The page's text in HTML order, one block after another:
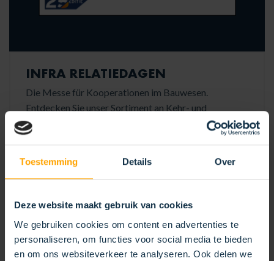
Toestemming Details Over
Deze website maakt gebruik van cookies
We gebruiken cookies om content en advertenties te
personaliseren, om functies voor social media te bieden
en om ons websiteverkeer te analyseren. Ook delen we
INFRA RELATIEDAGEN
Die Messe für Kooperationen im Bauwesen.
Entdecken Sie unser Sortiment an Kehr- und
Unkrautbürsten.
10/02/2026 - 12/02/2026
Hardenberg
MEHR LESEN